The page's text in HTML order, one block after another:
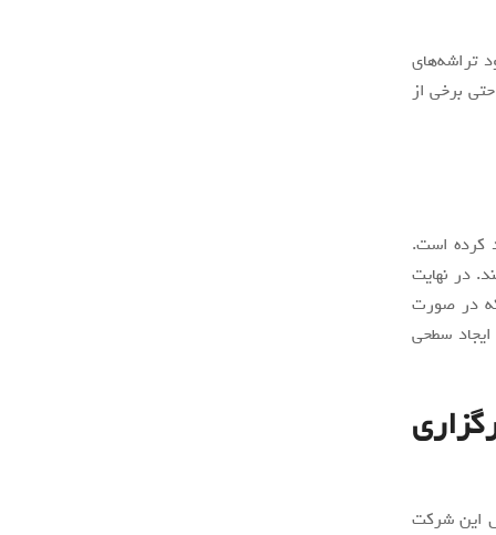
تراشه‌های
برخی از
کرده است.
در نهایت
در صورت
سطحی
این شرکت